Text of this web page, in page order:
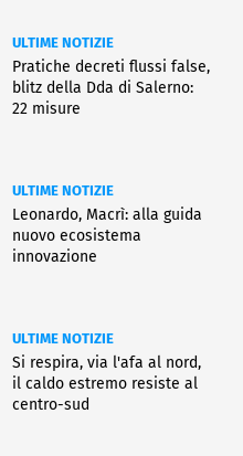
ULTIME NOTIZIE
Pratiche decreti flussi false,
blitz della Dda di Salerno:
22 misure
ULTIME NOTIZIE
Leonardo, Macrì: alla guida
nuovo ecosistema
innovazione
ULTIME NOTIZIE
Si respira, via l'afa al nord,
il caldo estremo resiste al
centro-sud